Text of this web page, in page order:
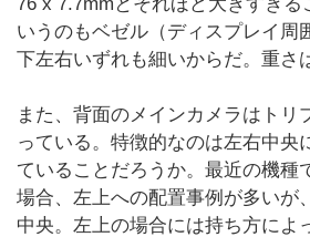
いうのもベゼル（ディスプレイ周
下左右いずれも細いからだ。重さ
また、背面のメインカメラはトリ
っている。特徴的なのは左右中央
ていることだろうか。最近の機種
場合、左上への配置事例が多いが
中央。左上の場合には持ち方によ